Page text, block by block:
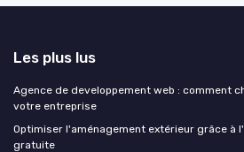
Les plus lus
Agence de developpement web : comment
votre entreprise
Optimiser l'aménagement extérieur grâce à
gratuite